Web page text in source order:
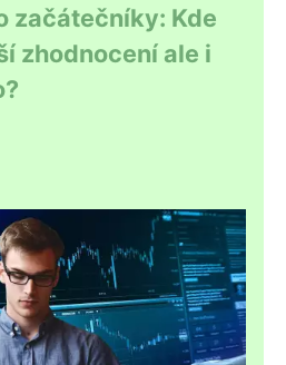
začátečníky: Kde
zhodnocení ale i